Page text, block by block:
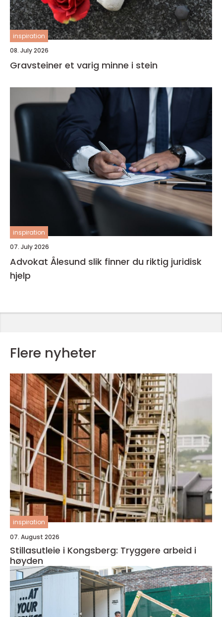
inspiration
08. July 2026
Gravsteiner et varig minne i stein
inspiration
07. July 2026
Advokat Ålesund slik finner du riktig juridisk
hjelp
Flere nyheter
inspiration
07. August 2026
Stillasutleie i Kongsberg: Tryggere arbeid i
høyden